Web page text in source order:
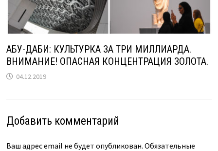
АБУ-ДАБИ: КУЛЬТУРКА ЗА ТРИ МИЛЛИАРДА.
ВНИМАНИЕ! ОПАСНАЯ КОНЦЕНТРАЦИЯ ЗОЛОТА.
04.12.2019
Добавить комментарий
Ваш адрес email не будет опубликован. Обязательные